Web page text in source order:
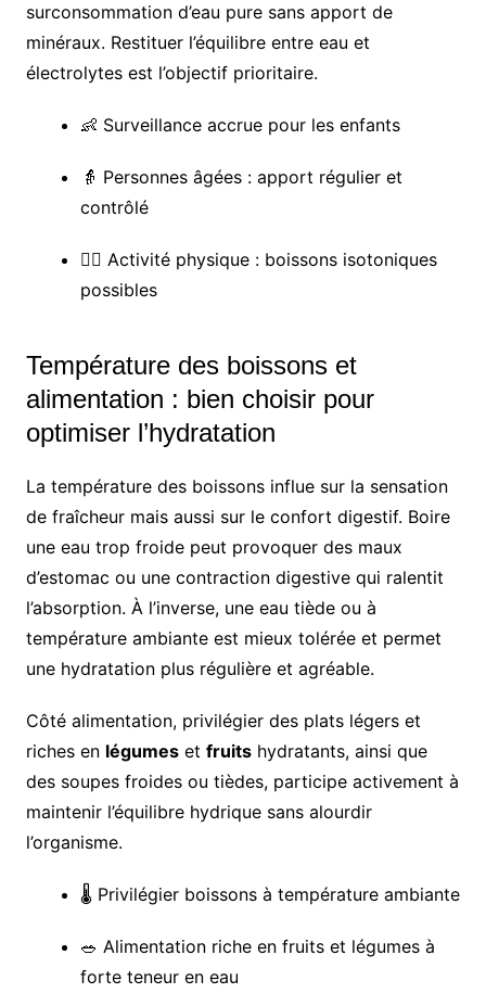
surconsommation d’eau pure sans apport de
minéraux. Restituer l’équilibre entre eau et
électrolytes est l’objectif prioritaire.
👶 Surveillance accrue pour les enfants
👵 Personnes âgées : apport régulier et
contrôlé
🏃‍♂️ Activité physique : boissons isotoniques
possibles
Température des boissons et
alimentation : bien choisir pour
optimiser l’hydratation
La température des boissons influe sur la sensation
de fraîcheur mais aussi sur le confort digestif. Boire
une eau trop froide peut provoquer des maux
d’estomac ou une contraction digestive qui ralentit
l’absorption. À l’inverse, une eau tiède ou à
température ambiante est mieux tolérée et permet
une hydratation plus régulière et agréable.
Côté alimentation, privilégier des plats légers et
riches en légumeset fruitshydratants, ainsi que
des soupes froides ou tièdes, participe activement à
maintenir l’équilibre hydrique sans alourdir
l’organisme.
🌡️ Privilégier boissons à température ambiante
🥗 Alimentation riche en fruits et légumes à
forte teneur en eau